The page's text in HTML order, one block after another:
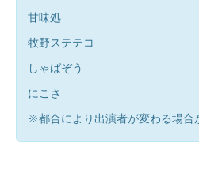
甘味処
牧野ステテコ
しゃばぞう
にこさ
※都合により出演者が変わる場合